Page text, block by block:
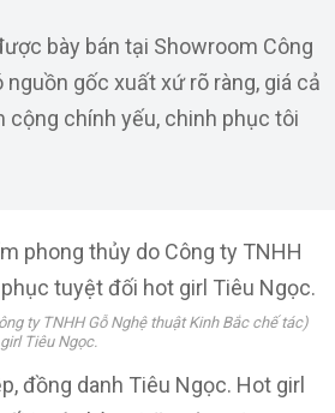
bày bán tại Showroom Công
gốc xuất xứ rõ ràng, giá cả
cộng chính yếu, chinh phục tôi
ty TNHH Gỗ Nghệ thuật Kinh Bắc chế tác)
Tiêu Ngọc.
đồng danh Tiêu Ngọc. Hot girl